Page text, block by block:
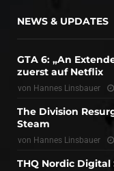
NEWS & UPDATES
GTA 6: „An
zuerst auf Netflix
von Hannes Linsbauer
The Division
Steam
von Hannes Linsbauer
THQ Nordic